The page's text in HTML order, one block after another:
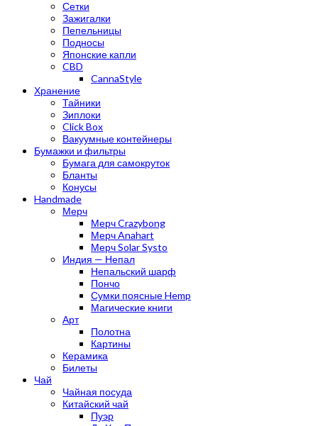
Сетки
Зажигалки
Пепельницы
Подносы
Японские капли
CBD
CannaStyle
Хранение
Тайники
Зиплоки
Click Box
Вакуумные контейнеры
Бумажки и фильтры
Бумага для самокруток
Бланты
Конусы
Handmade
Мерч
Мерч Crazybong
Мерч Anahart
Мерч Solar Systo
Индия — Непал
Непальский шарф
Пончо
Сумки поясные Hemp
Магические книги
Арт
Полотна
Картины
Керамика
Билеты
Чай
Чайная посуда
Китайский чай
Пуэр